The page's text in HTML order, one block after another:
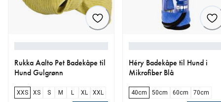
Rukka Aalto Pet Badekåpe til
Hund Gulgrønn
XXS XS S M L XL XXL
Héry Badekåpe til Hund i
Mikrofiber Blå
40cm 50cm 60cm 70cm